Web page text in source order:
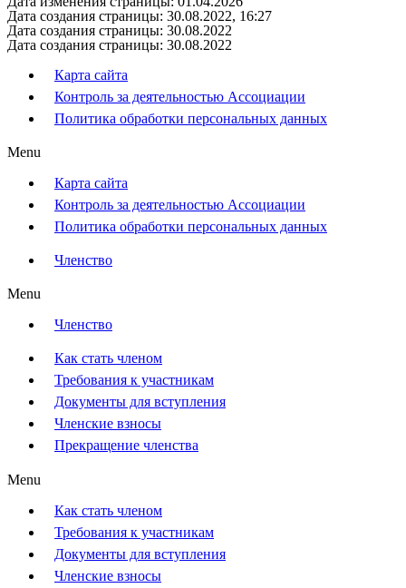
Дата создания страницы: 30.08.2022, 16:27
Дата создания страницы: 30.08.2022
Дата создания страницы: 30.08.2022
Карта сайта
Контроль за деятельностью Ассоциации
Политика обработки персональных данных
Menu
Карта сайта
Контроль за деятельностью Ассоциации
Политика обработки персональных данных
Членство
Menu
Членство
Как стать членом
Требования к участникам
Документы для вступления
Членские взносы
Прекращение членства
Menu
Как стать членом
Требования к участникам
Документы для вступления
Членские взносы